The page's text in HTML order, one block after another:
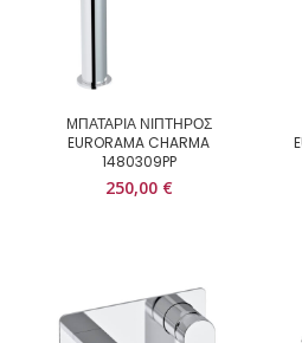
ΜΠΑΤΑΡΙΑ ΝΙΠΤΗΡΟΣ
EURORAMA CHARMA
1480309PP
250,00 €